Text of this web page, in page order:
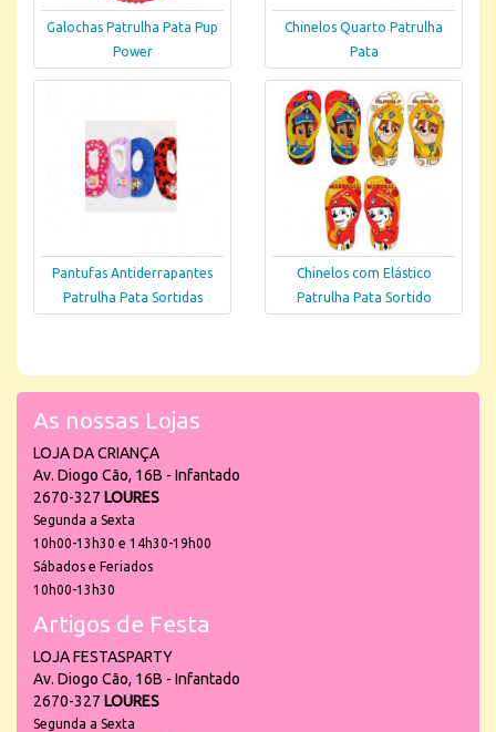
Galochas Patrulha Pata Pup
Power
Chinelos Quarto Patrulha
Pata
Pantufas Antiderrapantes
Patrulha Pata Sortidas
Chinelos com Elástico
Patrulha Pata Sortido
As nossas Lojas
LOJA DA CRIANÇA
Av. Diogo Cão, 16B - Infantado
2670-327 LOURES
Segunda a Sexta
10h00-13h30 e 14h30-19h00
Sábados e Feriados
10h00-13h30
Artigos de Festa
LOJA FESTASPARTY
Av. Diogo Cão, 16B - Infantado
2670-327 LOURES
Segunda a Sexta